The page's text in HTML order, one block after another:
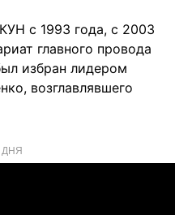
с 1993 года, с 2003
главного провода
избран лидером
возглавлявшего